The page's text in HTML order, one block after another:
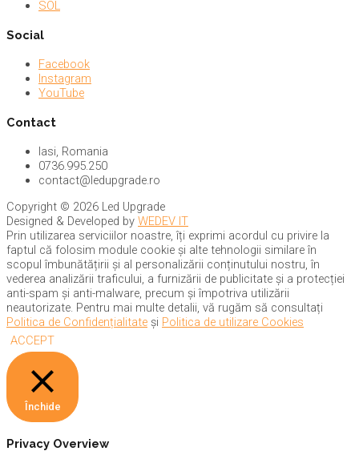
SOL
Social
Facebook
Instagram
YouTube
Contact
Iasi, Romania
0736.995.250
contact@ledupgrade.ro
Copyright © 2026 Led Upgrade
Designed & Developed by WEDEV IT
Prin utilizarea serviciilor noastre, îți exprimi acordul cu privire la
faptul că folosim module cookie și alte tehnologii similare în
scopul îmbunătățirii și al personalizării conținutului nostru, în
vederea analizării traficului, a furnizării de publicitate și a protecției
anti-spam și anti-malware, precum și împotriva utilizării
neautorizate. Pentru mai multe detalii, vă rugăm să consultați
Politica de Confidențialitate și Politica de utilizare Cookies
ACCEPT
Închide
Privacy Overview